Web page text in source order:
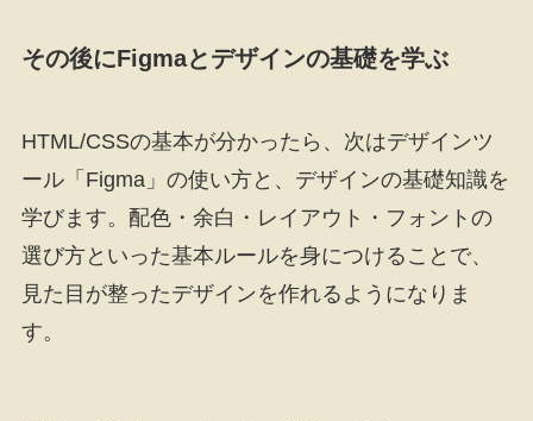
その後にFigmaとデザインの基礎を学ぶ
HTML/CSSの基本が分かったら、次はデザインツ
ール「Figma」の使い方と、デザインの基礎知識を
学びます。配色・余白・レイアウト・フォントの
選び方といった基本ルールを身につけることで、
見た目が整ったデザインを作れるようになりま
す。